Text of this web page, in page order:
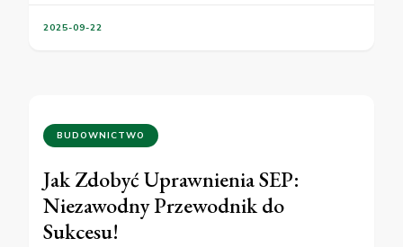
2025-09-22
BUDOWNICTWO
Jak Zdobyć Uprawnienia SEP:
Niezawodny Przewodnik do
Sukcesu!